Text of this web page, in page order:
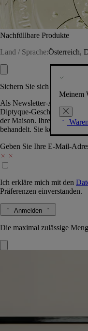
Nachfüllbare Produkte
Land / Sprache:Österreich,
Meinem
Sichern Sie sich exklusive
Als Newsletter-Abonnent.in
Diptyque-Geschenken,
der Maison. Ihre Daten
behandelt. Sie können sich
Geben Sie Ihre E-Mail-
Ich erkläre mich mit den
Präferenzen einverstanden.
Anmelden
Die maximal zulässige